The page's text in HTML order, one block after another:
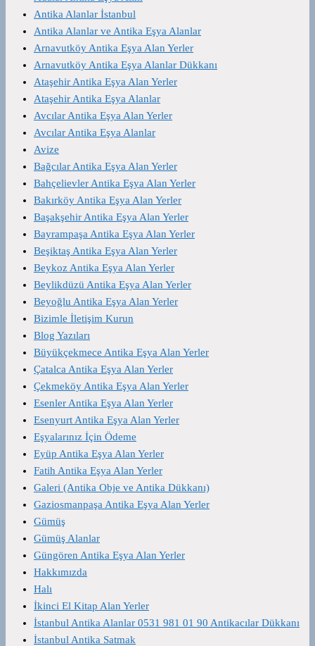
Antika Alanlar İstanbul
Antika Alanlar ve Antika Eşya Alanlar
Arnavutköy Antika Eşya Alan Yerler
Arnavutköy Antika Eşya Alanlar Dükkanı
Ataşehir Antika Eşya Alan Yerler
Ataşehir Antika Eşya Alanlar
Avcılar Antika Eşya Alan Yerler
Avcılar Antika Eşya Alanlar
Avize
Bağcılar Antika Eşya Alan Yerler
Bahçelievler Antika Eşya Alan Yerler
Bakırköy Antika Eşya Alan Yerler
Başakşehir Antika Eşya Alan Yerler
Bayrampaşa Antika Eşya Alan Yerler
Beşiktaş Antika Eşya Alan Yerler
Beykoz Antika Eşya Alan Yerler
Beylikdüzü Antika Eşya Alan Yerler
Beyoğlu Antika Eşya Alan Yerler
Bizimle İletişim Kurun
Blog Yazıları
Büyükçekmece Antika Eşya Alan Yerler
Çatalca Antika Eşya Alan Yerler
Çekmeköy Antika Eşya Alan Yerler
Esenler Antika Eşya Alan Yerler
Esenyurt Antika Eşya Alan Yerler
Eşyalarınız İçin Ödeme
Eyüp Antika Eşya Alan Yerler
Fatih Antika Eşya Alan Yerler
Galeri (Antika Obje ve Antika Dükkanı)
Gaziosmanpaşa Antika Eşya Alan Yerler
Gümüş
Gümüş Alanlar
Güngören Antika Eşya Alan Yerler
Hakkımızda
Halı
İkinci El Kitap Alan Yerler
İstanbul Antika Alanlar 0531 981 01 90 Antikacılar Dükkanı
İstanbul Antika Satmak